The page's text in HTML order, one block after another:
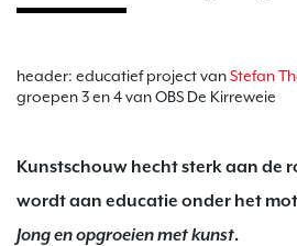
header: educatief project vanStefan
groepen 3 en 4 van OBS De Kirreweie
Kunstschouw hecht sterk aan de
wordt aan educatie onder het
Jong en opgroeien met kunst.